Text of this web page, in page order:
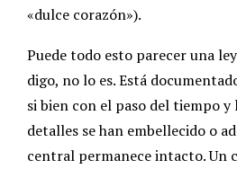
«dulce corazón»).
Puede todo esto parecer una
digo, no lo es. Está
si bien con el paso del tiempo y
detalles se han embellecido o
central permanece intacto. Un